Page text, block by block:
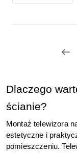
Dlaczego
ścianie?
Montaż telewizora
estetyczne i
pomieszczeniu.